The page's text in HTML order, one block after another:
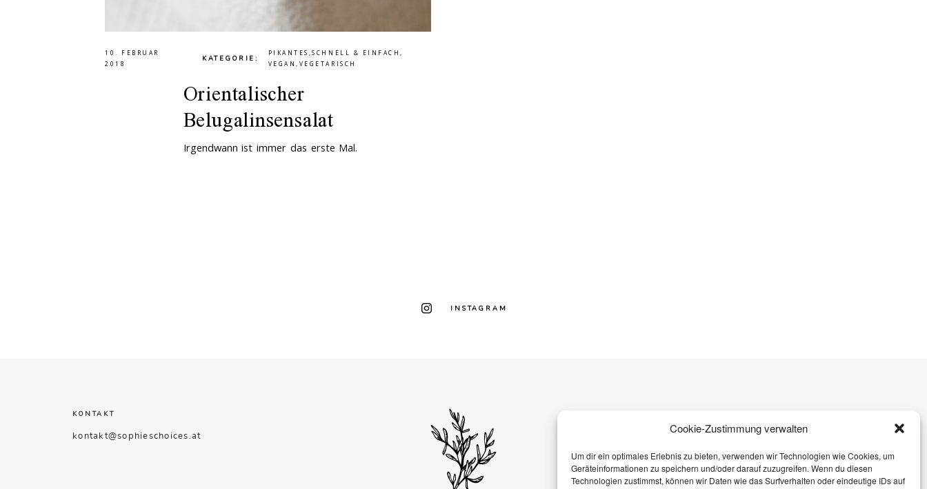
Cookie-Zustimmung verwalten
Um dir ein optimales Erlebnis zu bieten, verwenden wir Technologien wie Cookies, um
Geräteinformationen zu speichern und/oder darauf zuzugreifen. Wenn du diesen
Technologien zustimmst, können wir Daten wie das Surfverhalten oder eindeutige IDs auf
10. FEBRUAR
2018
KATEGORIE
PIKANTES ,SCHNELL & EINFACH,
VEGAN, VEGETARISCH
Orientalischer
Belugalinsensalat
Irgendwann ist immer das erste Mal.
INSTAGRAM
KONTAKT
kontakt@sophieschoices.at © sophieschoices.at